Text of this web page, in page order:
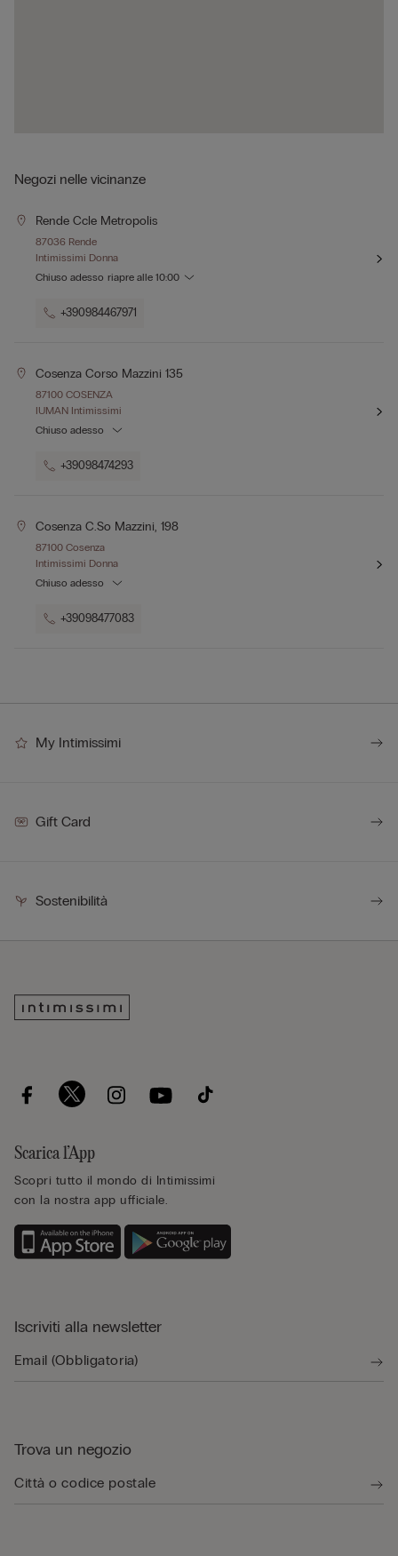
Negozi nelle vicinanze
Rende Ccle Metropolis
87036 Rende
Intimissimi Donna
Chiuso adesso riapre alle 10:00
+390984467971
Cosenza Corso Mazzini 135
87100 COSENZA
IUMAN Intimissimi
Chiuso adesso
+39098474293
Cosenza C.so Mazzini, 198
87100 Cosenza
Intimissimi Donna
Chiuso adesso
+39098477083
My Intimissimi
Gift Card
Sostenibilità
Scarica l’App
Scopri tutto il mondo di Intimissimi
con la nostra app ufficiale.
Iscriviti alla newsletter
Trova un negozio